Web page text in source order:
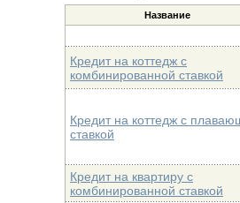
Название
Кредит на коттедж с
комбинированной ставкой
Кредит на коттедж с
ставкой
Кредит на квартиру с
комбинированной ставкой